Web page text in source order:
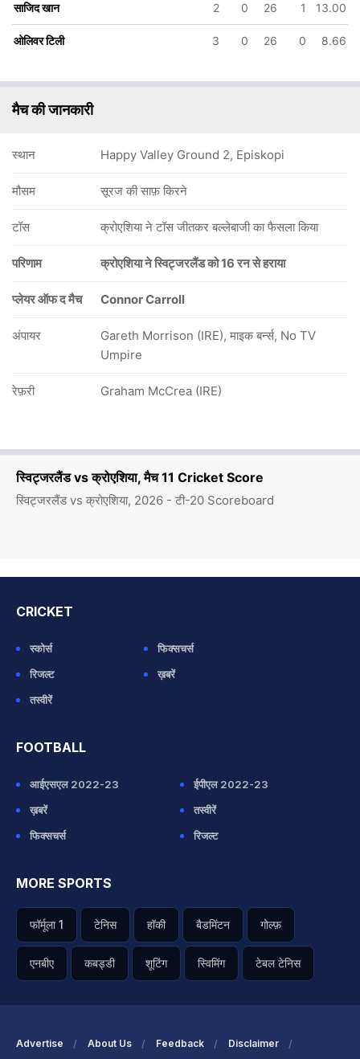
स्विट्जरलैंड vs क्रोएशिया, मैच 11 Cricket Score
स्विट्जरलैंड vs क्रोएशिया, 2026 - टी-20 Scoreboard
साजिद खान 2 0 26 1 13.00
ओलिवर टिली 3 0 26 0 8.66
मैच की जानकारी
स्थान Happy Valley Ground 2, Episkopi
मौसम सूरज की साफ़ किरने
टॉस क्रोएशिया ने टॉस जीतकर बल्लेबाजी का फैसला किया
परिणाम क्रोएशिया ने स्विट्जरलैंड को 16 रन से हराया
प्लेयर ऑफ द मैच Connor Carroll
अंपायर
Gareth Morrison (IRE), माइक बर्न्स, No TV
Umpire
रेफ़री Graham McCrea (IRE)
CRICKET
स्कोर्स
फिक्सचर्स
रिजल्ट
ख़बरें
तस्वीरें
FOOTBALL
आईएसएल 2022-23
ईपीएल 2022-23
ख़बरें
तस्वीरें
फिक्सचर्स
रिजल्ट
MORE SPORTS
फॉर्मूला 1 टेनिस हॉकी बैडमिंटन गोल्फ़
एनबीए कबड्डी शूटिंग स्विमिंग टेबल टेनिस
Advertise About Us Feedback Disclaimer